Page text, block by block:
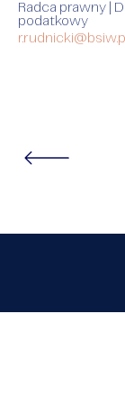
Radca prawny |
podatkowy
r.rudnicki@bsiw.pl